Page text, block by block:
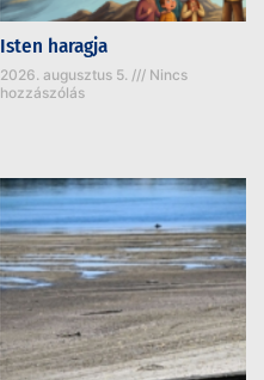
Isten haragja
2026. augusztus 5.
Nincs
hozzászólás